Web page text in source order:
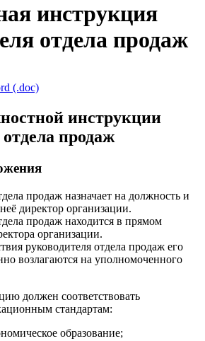
инструкция
отдела продаж
(.doc)
инструкции
продаж
продаж назначает на должность и
директор организации.
продаж находится в прямом
организации.
руководителя отдела продаж его
возлагаются на уполномоченного
должен соответствовать
стандартам:
образование;